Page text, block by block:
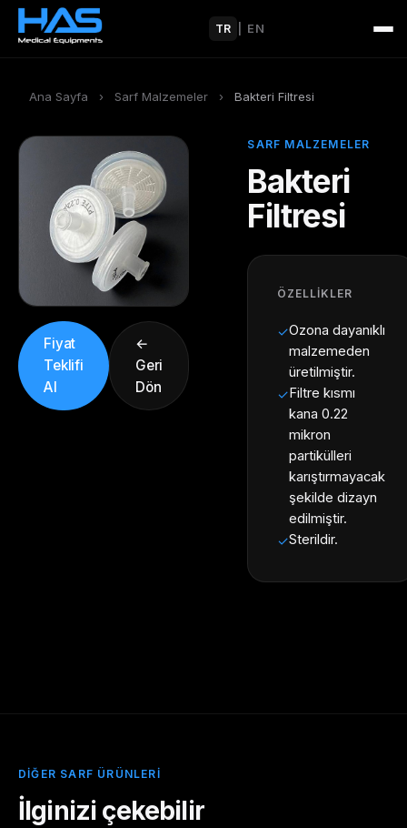
TR EN
Ana Sayfa › Sarf Malzemeler › Bakteri Filtresi
Fiyat
Teklifi
Al
←
Geri
Dön
SARF MALZEMELER
Bakteri
Filtresi
ÖZELLIKLER
✓Ozona dayanıklı
malzemeden
üretilmiştir.
✓Filtre kısmı
kana 0.22
mikron
partikülleri
karıştırmayacak
şekilde dizayn
edilmiştir.
✓Sterildir.
DIĞER SARF ÜRÜNLERI
İlginizi çekebilir